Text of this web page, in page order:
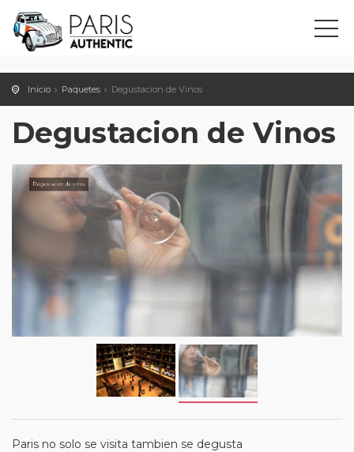
Inicio Paquetes Degustacion de Vinos
Degustacion de Vinos
Degustación de vinos
Paris no solo se visita tambien se degusta